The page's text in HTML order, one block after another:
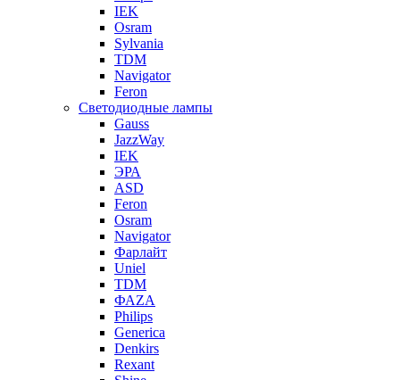
IEK
Osram
Sylvania
TDM
Navigator
Feron
Светодиодные лампы
Gauss
JazzWay
IEK
ЭРА
ASD
Feron
Osram
Navigator
Фарлайт
Uniel
TDM
ФАZА
Philips
Generica
Denkirs
Rexant